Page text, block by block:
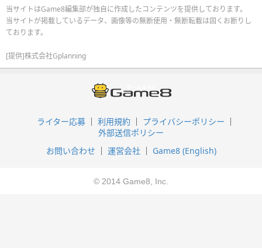
当サイトはGame8編集部が独自に作成したコンテンツを提供しております。
当サイトが掲載しているデータ、画像等の無断使用・無断転載は固くお断りし
ております。
[提供]株式会社Gplanning
ライター応募 利用規約
プライバシーポリシー
外部送信ポリシー
お問い合わせ
運営会社 Game8 (English)
© 2014 Game8, Inc.